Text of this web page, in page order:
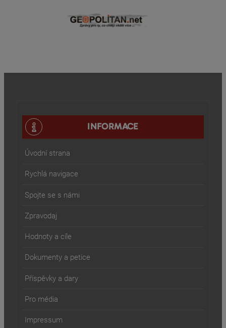
INFORMACE
Úvodní strana
Rychlá navigace
Spojte se s námi
Zpravodaj
Hodnoty a cíle
Dokumenty a petice
Příspěvky a dary
Pro média
Impressum